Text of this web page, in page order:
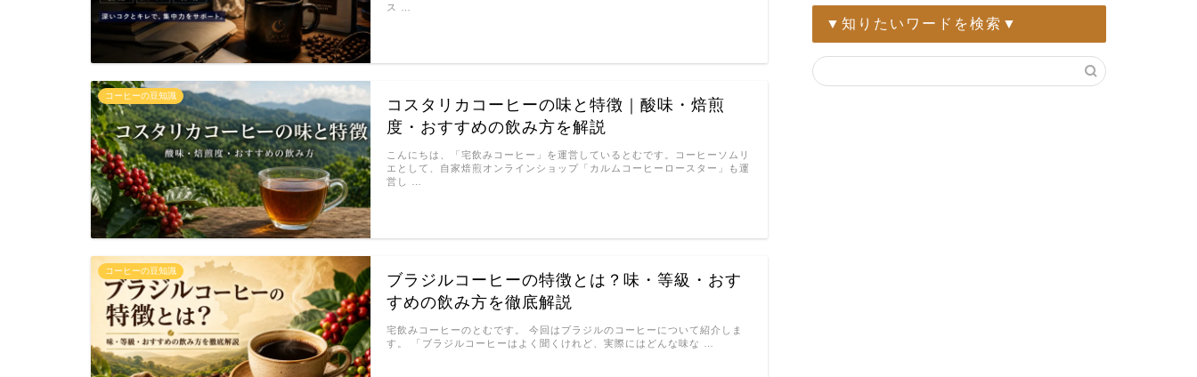
ス …
コーヒーの豆知識
コスタリカコーヒーの味と特徴｜酸味・焙煎
度・おすすめの飲み方を解説
こんにちは、「宅飲みコーヒー」を運営しているとむです。コーヒーソムリ
エとして、自家焙煎オンラインショップ「カルムコーヒーロースター」も運
営し …
コーヒーの豆知識
ブラジルコーヒーの特徴とは？味・等級・おす
すめの飲み方を徹底解説
宅飲みコーヒーのとむです。 今回はブラジルのコーヒーについて紹介しま
す。 「ブラジルコーヒーはよく聞くけれど、実際にはどんな味な …
▼知りたいワードを検索▼